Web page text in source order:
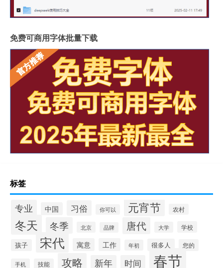
免费可商用字体批量下载
标签
专业 中国 习俗 你可以 元宵节 农村
冬天 冬季 北京 品牌 唐代 大学 学校
孩子 宋代 寓意 工作 年初 很多人 您的
手机 技能 攻略 新年 时间 春节